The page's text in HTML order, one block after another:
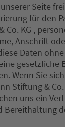
Seite
für den
Co. KG ,
Anschrift
Daten
gesetzliche
Wenn Sie
Stiftung &
uns ein
Bereithaltung